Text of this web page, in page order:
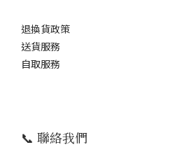
退換貨政策
送貨服務
自取服務
📞 聯絡我們